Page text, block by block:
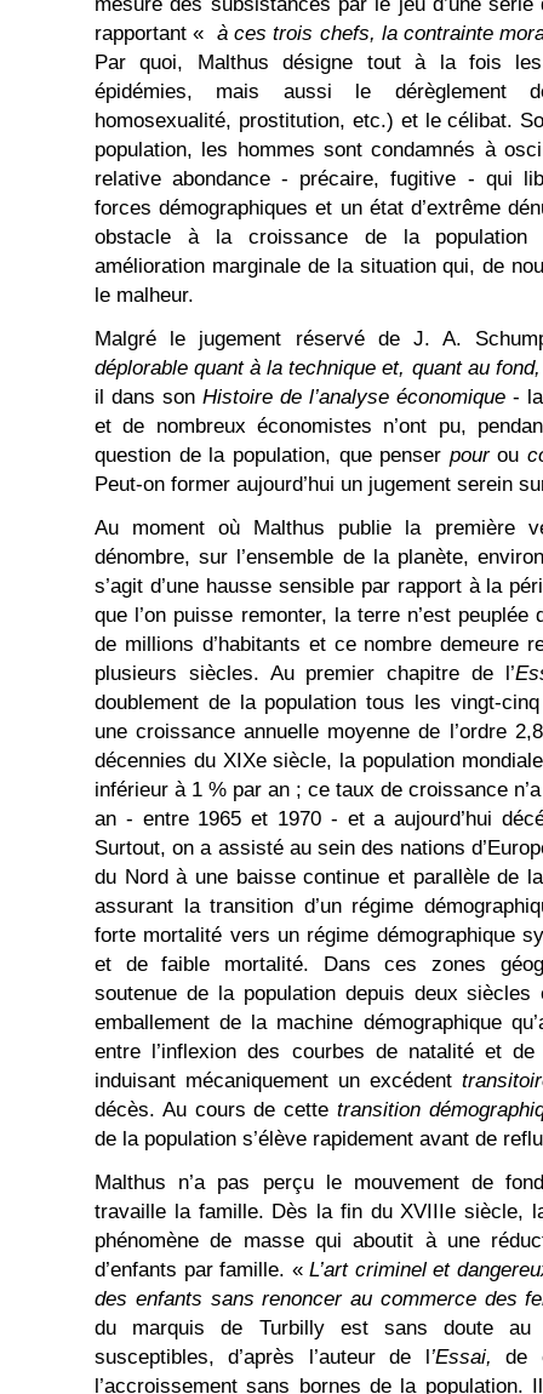
rapportant « à ces trois chefs, la contrainte
Par quoi, Malthus désigne tout à la fois
épidémies, mais aussi le dérèglement
homosexualité, prostitution, etc.) et le célibat.
population, les hommes sont condamnés à
relative abondance - précaire, fugitive - qui
forces démographiques et un état d’extrême
obstacle à la croissance de la population
amélioration marginale de la situation qui, de
le malheur.
Malgré le jugement réservé de J. A.
déplorable quant à la technique et, quant au
il dans son Histoire de l’analyse économique -
et de nombreux économistes n’ont pu,
question de la population, que penser pourou
Peut-on former aujourd’hui un jugement serein
Au moment où Malthus publie la première
dénombre, sur l’ensemble de la planète,
s’agit d’une hausse sensible par rapport à la
que l’on puisse remonter, la terre n’est peuplée
de millions d’habitants et ce nombre demeure
plusieurs siècles. Au premier chapitre de l’
doublement de la population tous les vingt-
une croissance annuelle moyenne de l’ordre
décennies du XIXe siècle, la population
inférieur à 1 % par an ; ce taux de croissance
an - entre 1965 et 1970 - et a aujourd’hui
Surtout, on a assisté au sein des nations
du Nord à une baisse continue et parallèle de
assurant la transition d’un régime
forte mortalité vers un régime démographique
et de faible mortalité. Dans ces zones
soutenue de la population depuis deux
emballement de la machine démographique
entre l’inflexion des courbes de natalité et
induisant mécaniquement un excédent
décès. Au cours de cette transition
de la population s’élève rapidement avant de
Malthus n’a pas perçu le mouvement de
travaille la famille. Dès la fin du XVIIIe siècle,
phénomène de masse qui aboutit à une
d’enfants par famille. «L’art criminel et
des enfants sans renoncer au commerce des
du marquis de Turbilly est sans doute
susceptibles, d’après l’auteur de l’Essai, de
l’accroissement sans bornes de la population.